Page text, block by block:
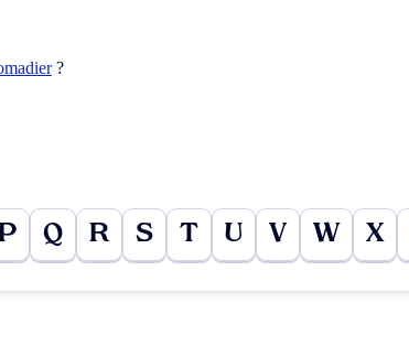
?
Q R S T U V W X